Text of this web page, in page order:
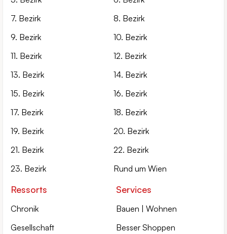
7. Bezirk
8. Bezirk
9. Bezirk
10. Bezirk
11. Bezirk
12. Bezirk
13. Bezirk
14. Bezirk
15. Bezirk
16. Bezirk
17. Bezirk
18. Bezirk
19. Bezirk
20. Bezirk
21. Bezirk
22. Bezirk
23. Bezirk
Rund um Wien
Ressorts
Chronik
Gesellschaft
Services
Bauen | Wohnen
Besser Shoppen